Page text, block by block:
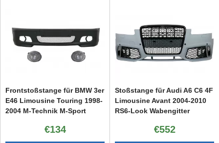
Frontstoßstange für BMW 3er
E46 Limousine Touring 1998-
2004 M-Technik M-Sport
€134
Stoßstange für Audi A6 C6 4F
Limousine Avant 2004-2010
RS6-Look Wabengitter
€552